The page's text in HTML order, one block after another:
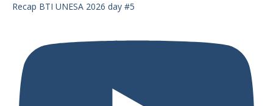
Recap BTI UNESA 2026 day #5